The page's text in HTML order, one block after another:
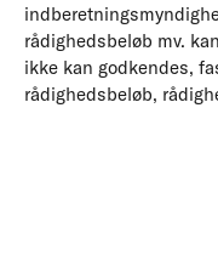
rådighedsbeløb mv.
ikke kan godkendes,
rådighedsbeløb,